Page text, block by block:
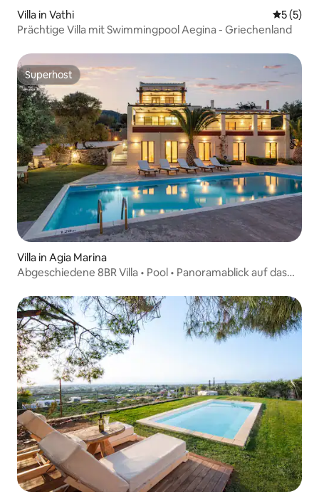
Villa in Vathi
5 (5)
Prächtige Villa mit Swimmingpool Aegina - Griechenland
Superhost
Superhost
Villa in Agia Marina
Abgeschiedene 8BR Villa • Pool • Panoramablick auf das